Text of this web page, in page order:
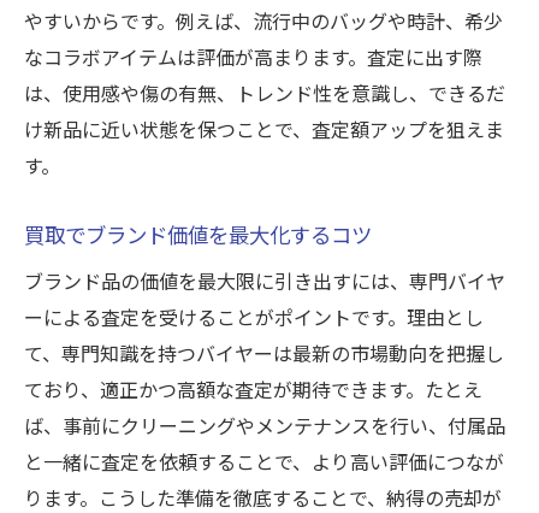
やすいからです。例えば、流行中のバッグや時計、希少
なコラボアイテムは評価が高まります。査定に出す際
は、使用感や傷の有無、トレンド性を意識し、できるだ
け新品に近い状態を保つことで、査定額アップを狙えま
す。
買取でブランド価値を最大化するコツ
ブランド品の価値を最大限に引き出すには、専門バイヤ
ーによる査定を受けることがポイントです。理由とし
て、専門知識を持つバイヤーは最新の市場動向を把握し
ており、適正かつ高額な査定が期待できます。たとえ
ば、事前にクリーニングやメンテナンスを行い、付属品
と一緒に査定を依頼することで、より高い評価につなが
ります。こうした準備を徹底することで、納得の売却が